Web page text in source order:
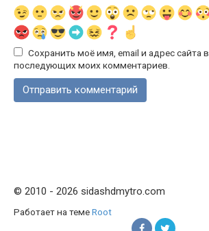
Сохранить моё имя, email и адрес сайта
последующих моих комментариев.
© 2010 - 2026 sidashdmytro.com
Работает на темеRoot